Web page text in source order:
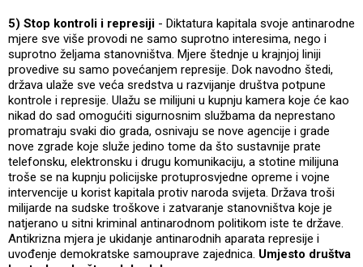
5) Stop kontroli i represiji - Diktatura kapitala svoje antinarodne
mjere sve više provodi ne samo suprotno interesima, nego i
suprotno željama stanovništva. Mjere štednje u krajnjoj liniji
provedive su samo povećanjem represije. Dok navodno štedi,
država ulaže sve veća sredstva u razvijanje društva potpune
kontrole i represije. Ulažu se milijuni u kupnju kamera koje će kao
nikad do sad omogućiti sigurnosnim službama da neprestano
promatraju svaki dio grada, osnivaju se nove agencije i grade
nove zgrade koje služe jedino tome da što sustavnije prate
telefonsku, elektronsku i drugu komunikaciju, a stotine milijuna
troše se na kupnju policijske protuprosvjedne opreme i vojne
intervencije u korist kapitala protiv naroda svijeta. Država troši
milijarde na sudske troškove i zatvaranje stanovništva koje je
natjerano u sitni kriminal antinarodnom politikom iste te države.
Antikrizna mjera je ukidanje antinarodnih aparata represije i
uvođenje demokratske samouprave zajednica. Umjesto društva